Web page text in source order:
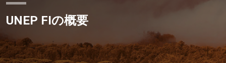
UNEP FIの概要